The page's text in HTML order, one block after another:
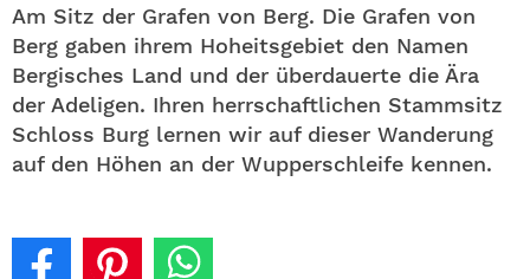
Am Sitz der Grafen von Berg. Die Grafen von
Berg gaben ihrem Hoheitsgebiet den Namen
Bergisches Land und der überdauerte die Ära
der Adeligen. Ihren herrschaftlichen Stammsitz
Schloss Burg lernen wir auf dieser Wanderung
auf den Höhen an der Wupperschleife kennen.